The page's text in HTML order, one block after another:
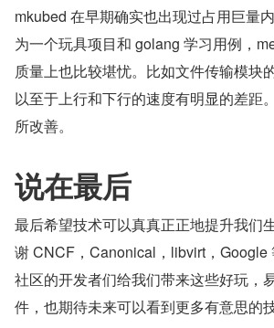
mkubed 在早期确实也出现过占用巨量
为一个玩具项目和 golang 学习用例，
质量上也比较堪忧。比如文件传输模块
以至于上行和下行的速度有明显的差距
所改善。
说在最后
最后希望技术可以真真正正地提升我们
谢 CNCF，Canonical，libvirt，Google
社区的开发者们给我们带来这些好玩，
件，也期待未来可以看到更多有意思的技